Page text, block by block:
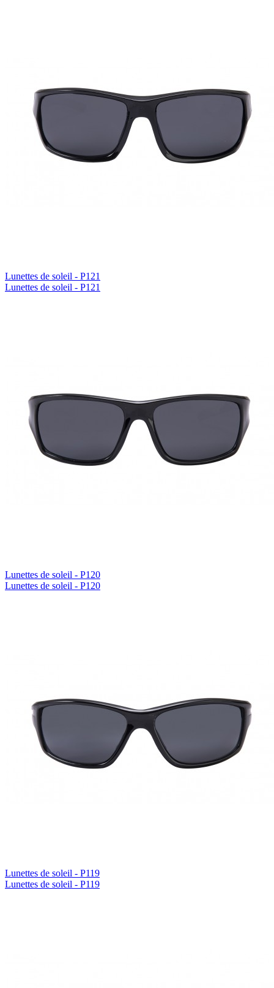
Lunettes de soleil - P121
Lunettes de soleil - P121
Lunettes de soleil - P120
Lunettes de soleil - P120
Lunettes de soleil - P119
Lunettes de soleil - P119